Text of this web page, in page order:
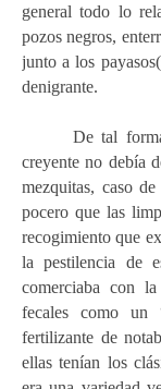
general todo lo
pozos negros,
junto a los
denigrante.
De tal
creyente no debía
mezquitas, caso
pocero que las
recogimiento que
la pestilencia de
comerciaba con
fecales como un
fertilizante de
ellas tenían los